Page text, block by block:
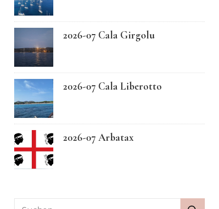
2026-07 Cala Girgolu
2026-07 Cala Liberotto
2026-07 Arbatax
Suchen